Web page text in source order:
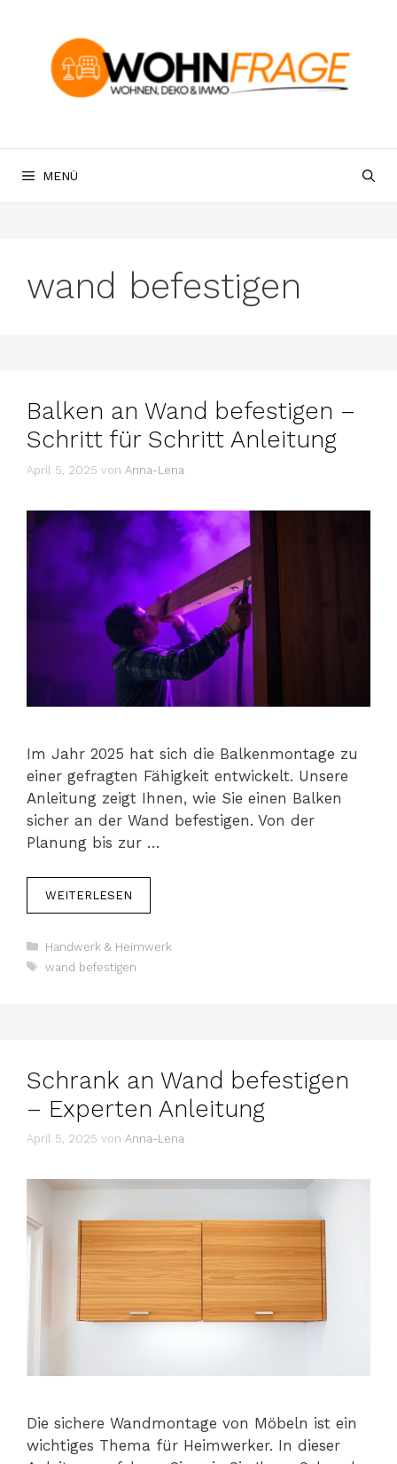
springen
MENÜ
wand befestigen
Balken an Wand befestigen –
Schritt für Schritt Anleitung
April 5, 2025 von Anna-Lena
Im Jahr 2025 hat sich die Balkenmontage zu
einer gefragten Fähigkeit entwickelt. Unsere
Anleitung zeigt Ihnen, wie Sie einen Balken
sicher an der Wand befestigen. Von der
Planung bis zur …
WEITERLESEN
Kategorien
Handwerk & Heimwerk
Schlagwörter
wand befestigen
Schrank an Wand befestigen
– Experten Anleitung
April 5, 2025 von Anna-Lena
Die sichere Wandmontage von Möbeln ist ein
wichtiges Thema für Heimwerker. In dieser